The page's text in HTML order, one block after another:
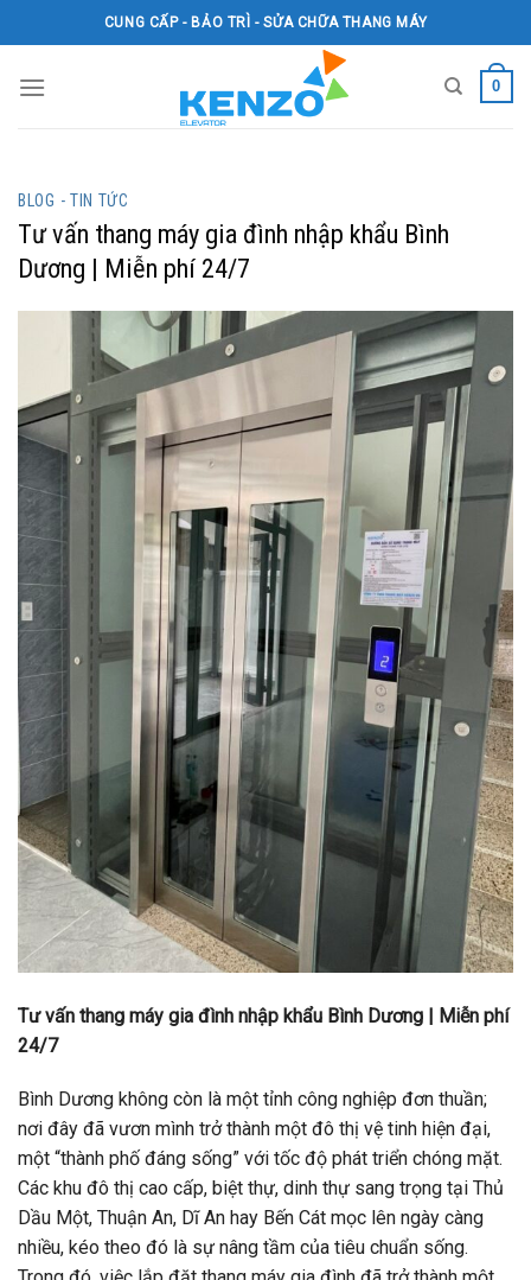
to
CUNG CẤP - BẢO TRÌ - SỬA CHỮA THANG MÁY
0
BLOG - TIN TỨC
Tư vấn thang máy gia đình nhập khẩu Bình
Dương | Miễn phí 24/7
Tư vấn thang máy gia đình nhập khẩu Bình Dương | Miễn phí
24/7
Bình Dương không còn là một tỉnh công nghiệp đơn thuần;
nơi đây đã vươn mình trở thành một đô thị vệ tinh hiện đại,
một “thành phố đáng sống” với tốc độ phát triển chóng mặt.
Các khu đô thị cao cấp, biệt thự, dinh thự sang trọng tại Thủ
Dầu Một, Thuận An, Dĩ An hay Bến Cát mọc lên ngày càng
nhiều, kéo theo đó là sự nâng tầm của tiêu chuẩn sống.